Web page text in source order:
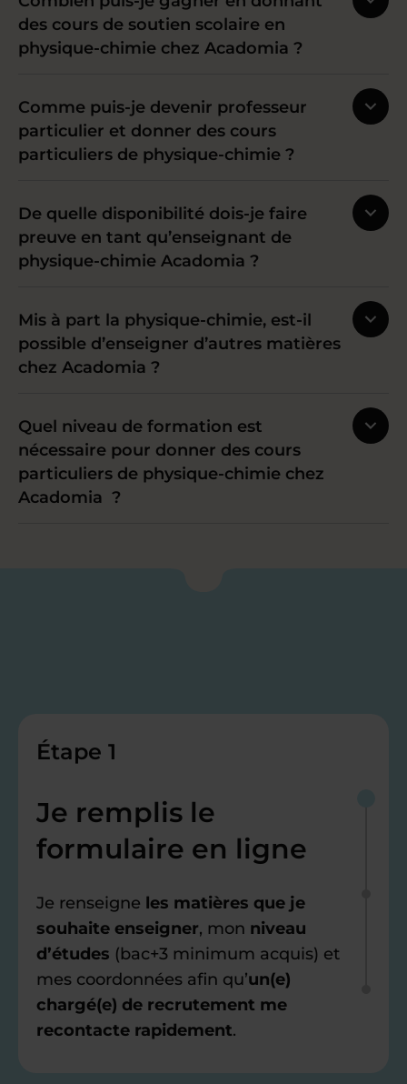
des cours de soutien scolaire en
physique-chimie chez Acadomia ?
Comme puis-je devenir professeur
particulier et donner des cours
particuliers de physique-chimie ?
De quelle disponibilité dois-je faire
preuve en tant qu’enseignant de
physique-chimie Acadomia ?
Mis à part la physique-chimie, est-il
possible d’enseigner d’autres matières
chez Acadomia ?
Quel niveau de formation est
nécessaire pour donner des cours
particuliers de physique-chimie chez
Acadomia ?
Étape 1
Je remplis le
formulaire en ligne
Je renseigne les matières que je
souhaite enseigner, mon niveau
d’études (bac+3 minimum acquis) et
mes coordonnées afin qu’un(e)
chargé(e) de recrutement me
recontacte rapidement.